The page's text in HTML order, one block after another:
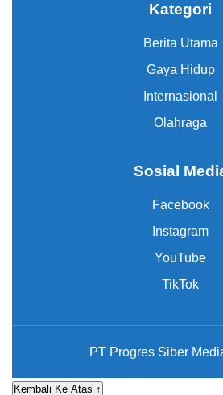
Kategori
Berita Utama
Gaya Hidup
Internasional
Olahraga
Sosial
Facebook
Instagram
YouTube
TikTok
PT Progres Siber
Kembali Ke Atas ↑